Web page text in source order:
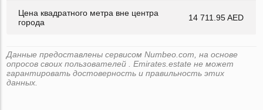
Цена квадратного метра вне центра
города
14 711.95 AED
Данные предоставлены сервисом Numbeo.com, на основе
опросов своих пользователей . Emirates.estate не может
гарантировать достоверность и правильность этих
данных.